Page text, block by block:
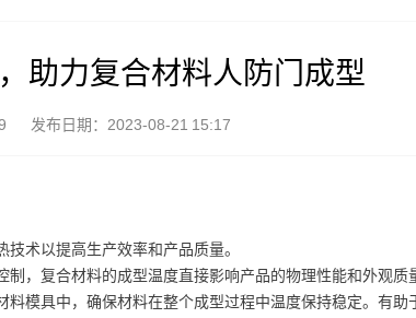
助力复合材料人防门成型
发布日期：2023-08-21 15:17
术以提高生产效率和产品质量。
，复合材料的成型温度直接影响产品的物理性能和外观质
模具中，确保材料在整个成型过程中温度保持稳定。有助